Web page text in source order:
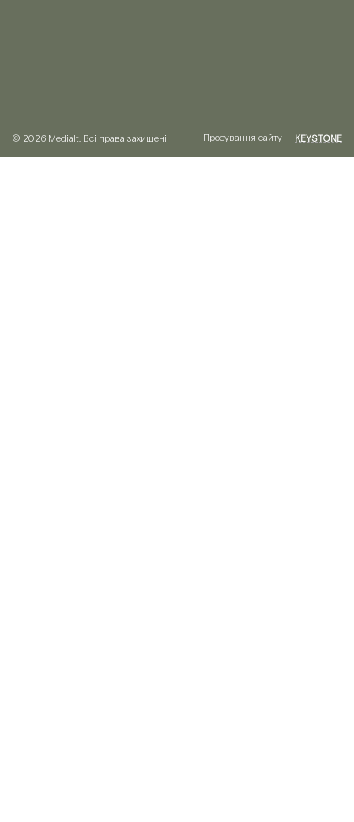
© 2026 Medialt. Всі права захищені Просування сайту — KEYSTONE